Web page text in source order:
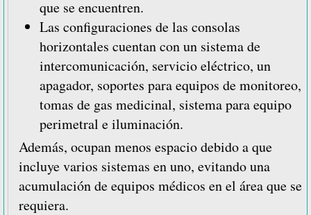
que se encuentren.
Las configuraciones de las consolas
horizontales cuentan con un sistema de
intercomunicación, servicio eléctrico, un
apagador, soportes para equipos de monitoreo,
tomas de gas medicinal, sistema para equipo
perimetral e iluminación.
Además, ocupan menos espacio debido a que
incluye varios sistemas en uno, evitando una
acumulación de equipos médicos en el área que se
requiera.